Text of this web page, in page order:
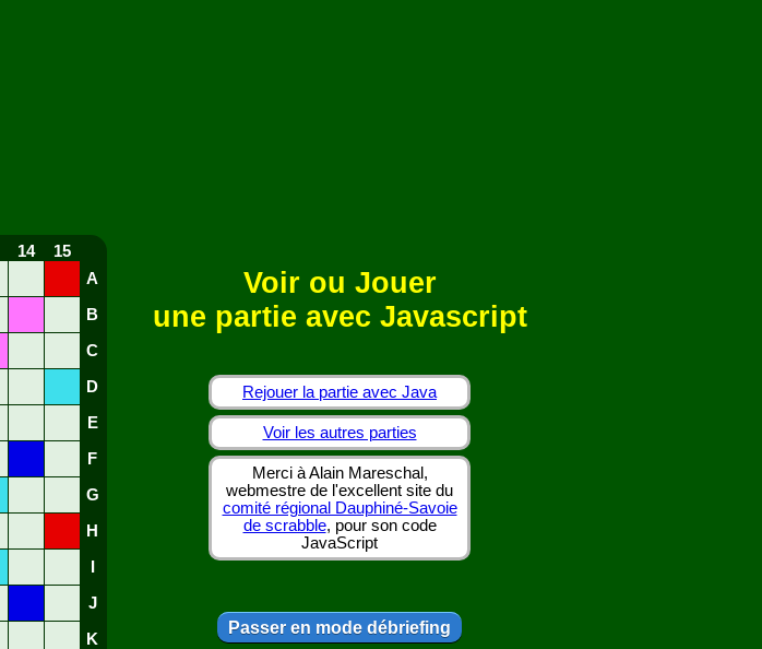
14
15
A
B
C
D
E
F
G
H
J
K
Voir ou Jouer
une partie avec Javascript
Rejouer la partie avec Java
Voir les autres parties
Merci à Alain Mareschal,
webmestre de l'excellent site du
comité régional Dauphiné-Savoie
de scrabble, pour son code
JavaScript
Passer en mode débriefing